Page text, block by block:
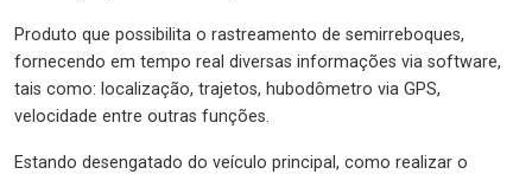
Produto que possibilita o rastreamento de semirreboques,
fornecendo em tempo real diversas informações via software,
tais como: localização, trajetos, hubodômetro via GPS,
velocidade entre outras funções.
Estando desengatado do veículo principal, como realizar o